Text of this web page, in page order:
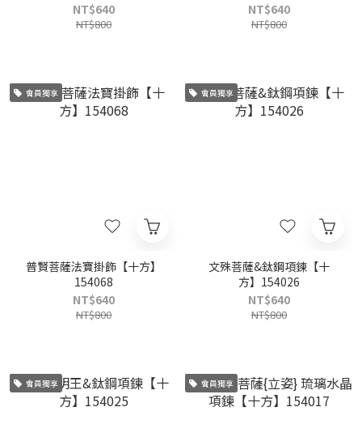
NT$640
NT$800
NT$640
NT$800
會員獨享
普賢菩薩法寶掛飾【十方】
154068
NT$640
NT$800
會員獨享
文殊菩薩&鈦鋼項鍊【十
方】154026
NT$640
NT$800
會員獨享 會員獨享